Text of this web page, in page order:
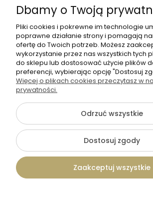
+48 570 367 989
©2026 Wszelkie Prawa Zastrzeżone |
Kreatywna
Szablon Flex by
Dbamy o Twoją
Pliki cookies i pokrewne im technologie
poprawne działanie strony i pomagają
ofertę do Twoich potrzeb. Możesz
wykorzystanie przez nas wszystkich tych
do sklepu lub dostosować użycie plików
preferencji, wybierając opcję "Dostosuj
Więcej o plikach cookies przeczytasz w
prywatności.
Odrzuć wszystkie
Dostosuj zgody
Zaakceptuj wszystkie